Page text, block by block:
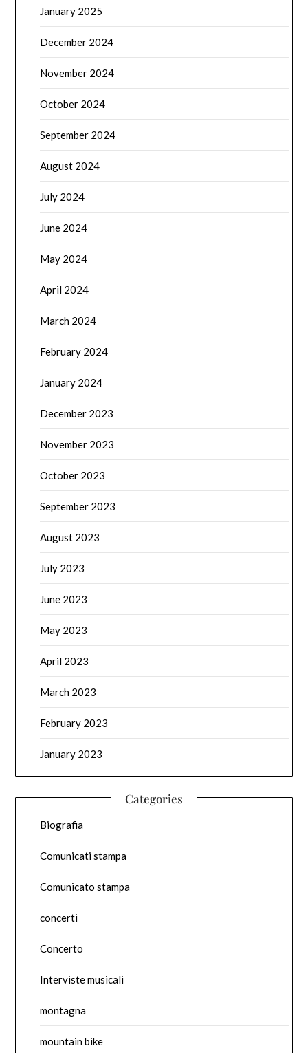
January 2025
December 2024
November 2024
October 2024
September 2024
August 2024
July 2024
June 2024
May 2024
April 2024
March 2024
February 2024
January 2024
December 2023
November 2023
October 2023
September 2023
August 2023
July 2023
June 2023
May 2023
April 2023
March 2023
February 2023
January 2023
Categories
Biografia
Comunicati stampa
Comunicato stampa
concerti
Concerto
Interviste musicali
montagna
mountain bike